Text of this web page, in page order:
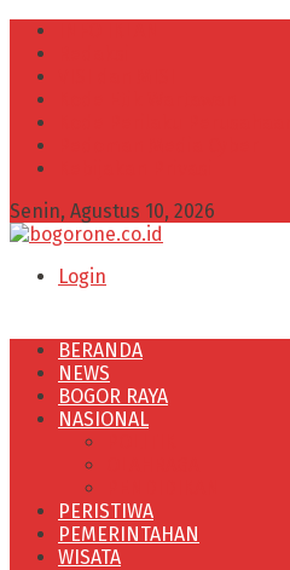
Senin, Agustus 10, 2026
Login
BERANDA
NEWS
BOGOR RAYA
NASIONAL
PERISTIWA
PEMERINTAHAN
WISATA